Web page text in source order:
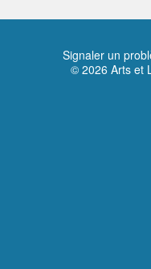
Signaler un
© 2026 Arts et